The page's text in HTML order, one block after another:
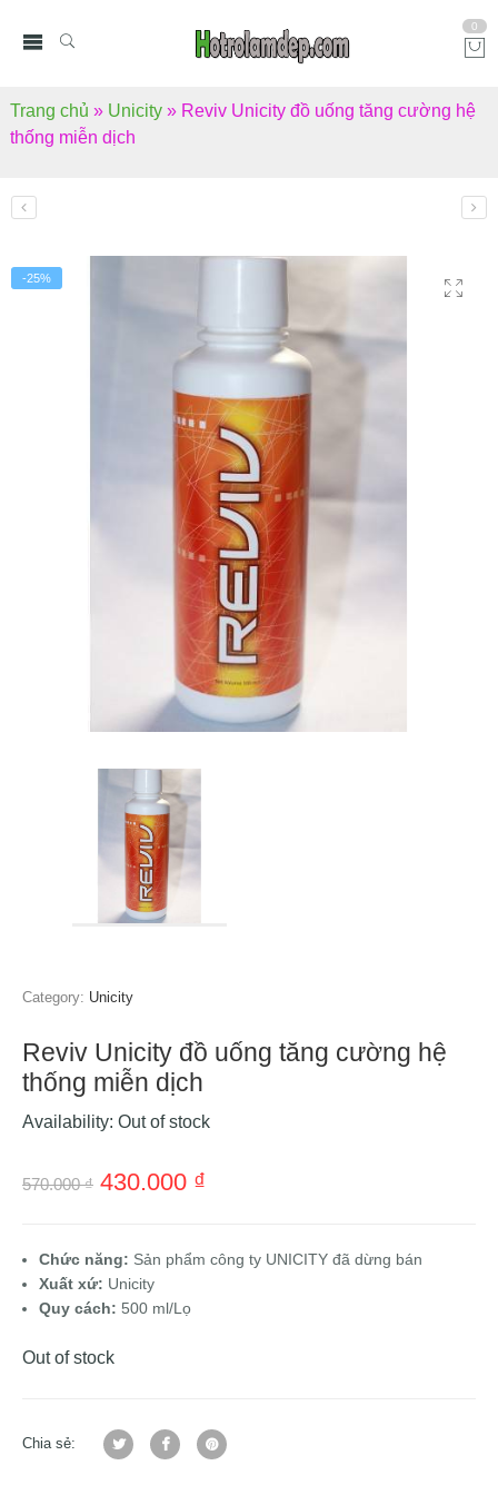
0
Trang chủ » Unicity » Reviv Unicity đồ uống tăng cường hệ
thống miễn dịch
-25%
Category: Unicity
Reviv Unicity đồ uống tăng cường hệ
thống miễn dịch
Availability: Out of stock
570.000₫ 430.000 ₫
Chức năng: Sản phẩm công ty UNICITY đã dừng bán
Xuất xứ: Unicity
Quy cách: 500 ml/Lọ
Out of stock
Chia sẻ: